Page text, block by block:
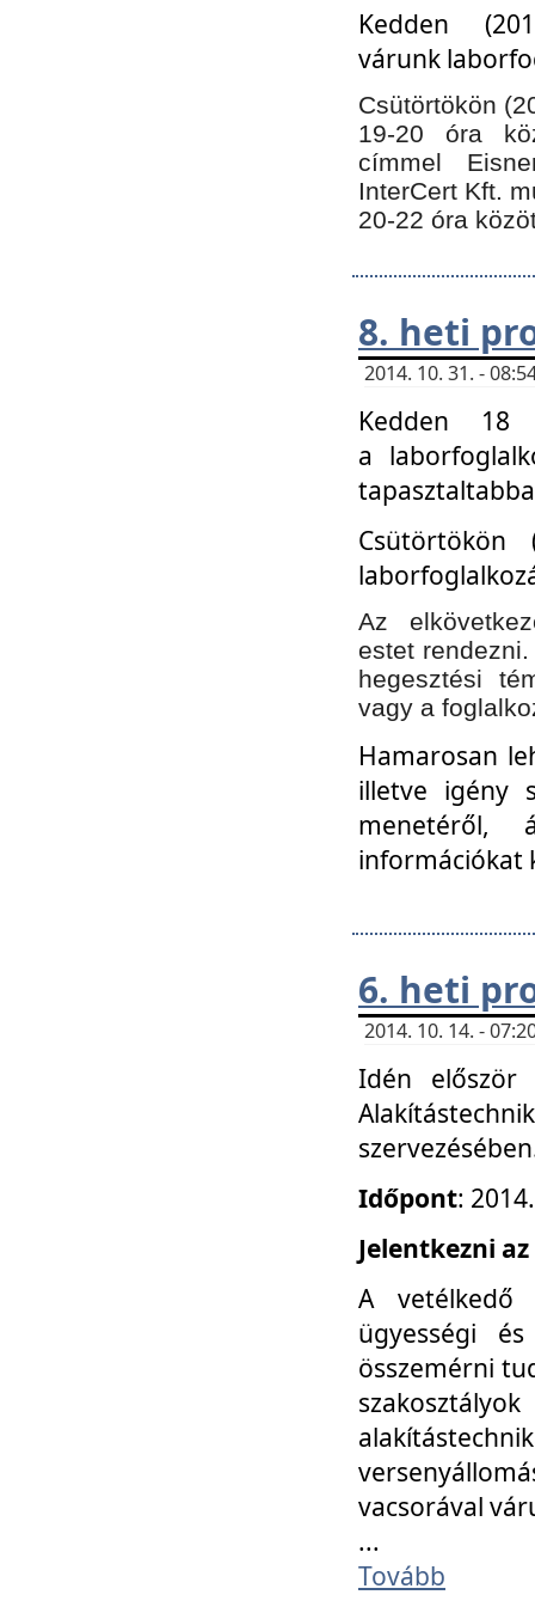
Kedden
várunk
Csütörtökön
19-20 óra
címmel
InterCert Kft.
20-22 óra
8. heti
2014. 10. 31. -
Kedden 18
a
Az
estet
hegesztési
vagy a
Hamarosan
illetve igény
menetéről,
információkat
6. heti
2014. 10. 14. -
Idén
Időpont:
Jelentkezni az
A vetélkedő
ügyességi
összemérni
vacsorával
...
Tovább